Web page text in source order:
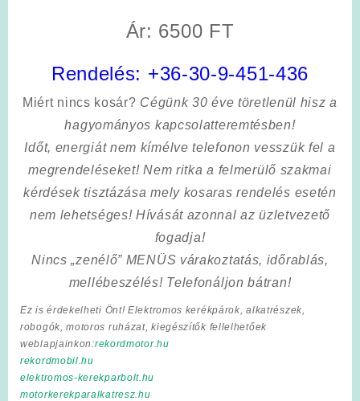
Ár: 6500 FT
Rendelés: +36-30-9-451-436
Miért nincs kosár? Cégünk 30 éve töretlenül hisz a
hagyományos kapcsolatteremtésben!
Időt, energiát nem kímélvetelefonon vesszük fel a
megrendeléseket! Nem ritka a felmerülő szakmai
kérdések tisztázása mely kosaras rendelés esetén
nem lehetséges! Hívását azonnal az üzletvezető
fogadja!
Nincs „zenélő” MENÜS várakoztatás, időrablás,
mellébeszélés! Telefonáljon bátran!
Ez is érdekelheti Önt! Elektromos kerékpárok, alkatrészek,
robogók, motoros ruházat, kiegészítők fellelhetőek
weblapjainkon:rekordmotor.hu
rekordmobil.hu
elektromos-kerekparbolt.hu
motorkerekparalkatresz.hu